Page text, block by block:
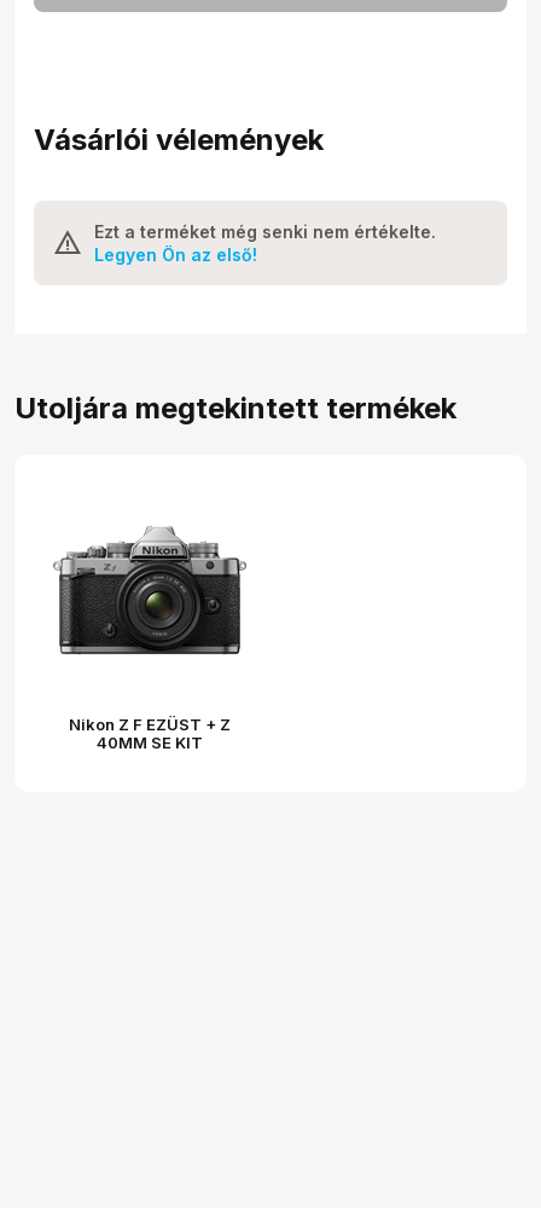
Vásárlói vélemények
Ezt a terméket még senki nem értékelte.
Legyen Ön az első!
Utoljára megtekintett termékek
Nikon Z F EZÜST + Z
40MM SE KIT